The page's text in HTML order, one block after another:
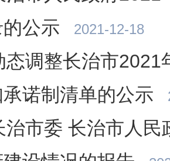
公示
2021-12-18
态调整长治市2021
诺制清单的公示
治市委 长治市人民